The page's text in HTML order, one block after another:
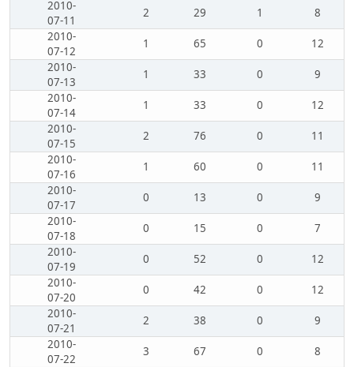
2010-
07-11
2 29 1
8
2010-
07-12
1 65 0
12
2010-
07-13
1 33 0
9
2010-
07-14
1 33 0
12
2010-
07-15
2 76 0
11
2010-
07-16
1 60 0
11
2010-
07-17
0 13 0
9
2010-
07-18
0 15 0
7
2010-
07-19
0 52 0
12
2010-
07-20
0 42 0
12
2010-
07-21
2 38 0
9
2010-
07-22
3 67 0
8